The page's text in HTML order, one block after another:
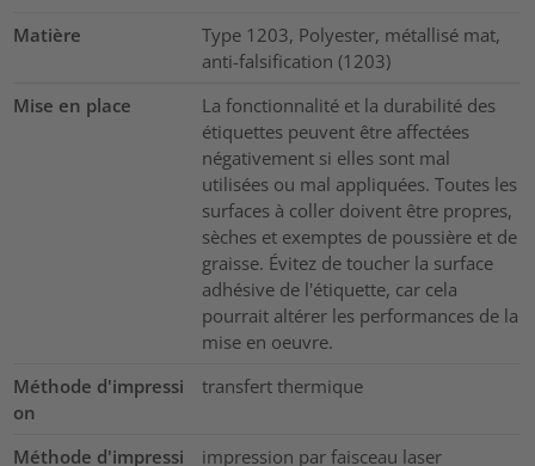
Matière
Type 1203, Polyester, métallisé mat,
anti-falsification (1203)
Mise en place
La fonctionnalité et la durabilité des
étiquettes peuvent être affectées
négativement si elles sont mal
utilisées ou mal appliquées. Toutes les
surfaces à coller doivent être propres,
sèches et exemptes de poussière et de
graisse. Évitez de toucher la surface
adhésive de l'étiquette, car cela
pourrait altérer les performances de la
mise en oeuvre.
Méthode d'impressi
on
transfert thermique
Méthode d'impressi impression par faisceau laser